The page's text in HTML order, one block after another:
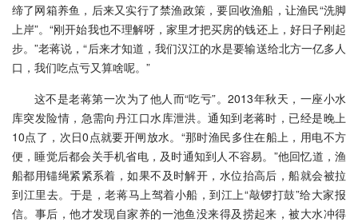
缔了网箱养鱼，后来又实行了禁渔政策，要回收渔船，让渔民“洗脚
上岸”。“刚开始我也不理解呀，家里才把买房的钱还上，好日子刚起
步。”老蒋说，“后来才知道，我们汉江的水是要输送给北方一亿多人
口，我们吃点亏又算啥呢。”
这不是老蒋第一次为了他人而“吃亏”。2013年秋天，一座小水
库突发险情，急需向丹江口水库泄洪。通知到老蒋时，已经是晚上
10点了，次日0点就要开闸放水。“那时渔民多住在船上，用电不方
便，睡觉后都会关手机省电，及时通知到人不容易。”他回忆道，渔
船都用锚绳紧紧系着，如果不及时解开，水位抬高后，船就会被拉
到江里去。于是，老蒋马上驾着小船，到江上“敲锣打鼓”给大家报
信。事后，他才发现自家养的一池鱼没来得及捞起来，被大水冲得